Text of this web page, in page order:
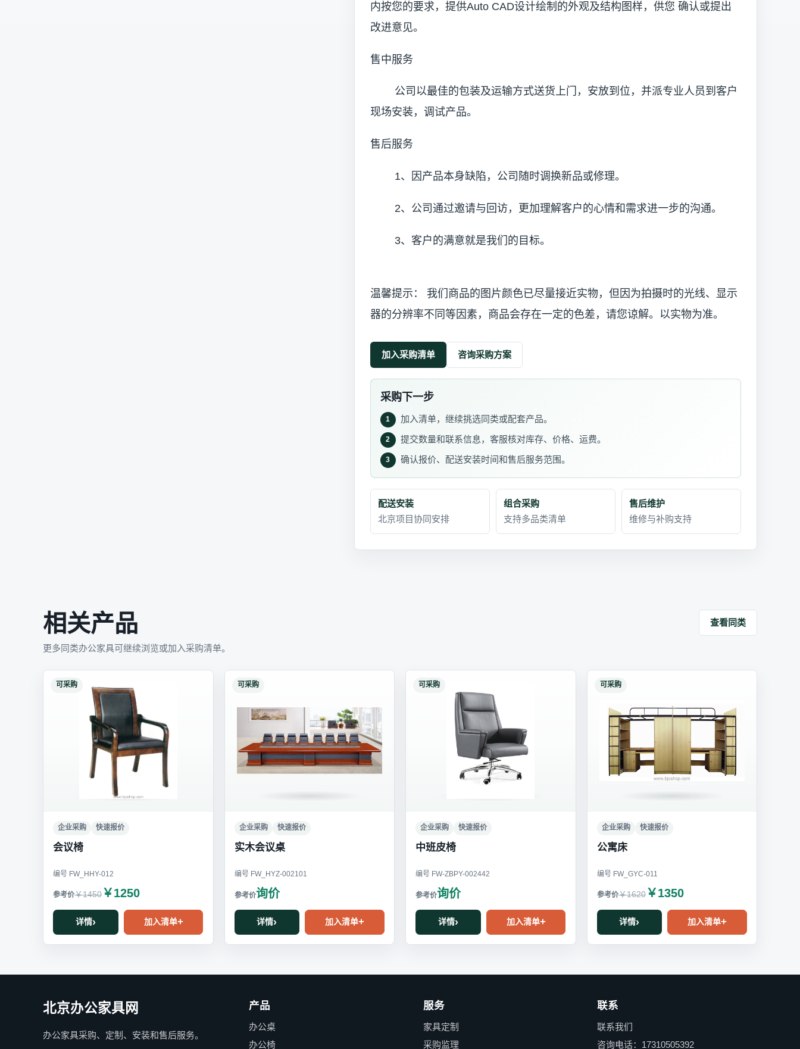
内按您的要求，提供Auto CAD设计绘制的外观及结构图样，供您 确认或提出
改进意见。
售中服务
公司以最佳的包装及运输方式送货上门，安放到位，并派专业人员到客户
现场安装，调试产品。
售后服务
1、因产品本身缺陷，公司随时调换新品或修理。
2、公司通过邀请与回访，更加理解客户的心情和需求进一步的沟通。
3、客户的满意就是我们的目标。
温馨提示： 我们商品的图片颜色已尽量接近实物，但因为拍摄时的光线、显示
器的分辨率不同等因素，商品会存在一定的色差，请您谅解。以实物为准。
加入采购清单 咨询采购方案
采购下一步
1 加入清单，继续挑选同类或配套产品。
2 提交数量和联系信息，客服核对库存、价格、运费。
3 确认报价、配送安装时间和售后服务范围。
配送安装
北京项目协同安排
组合采购
支持多品类清单
售后维护
维修与补购支持
相关产品
更多同类办公家具可继续浏览或加入采购清单。
查看同类
可采购
企业采购 快速报价
会议椅
编号 FW_HHY-012
￥1450 ￥1250
详情 加入清单
可采购
企业采购 快速报价
实木会议桌
编号 FW_HYZ-002101
询价
详情 加入清单
可采购
企业采购 快速报价
中班皮椅
编号 FW-ZBPY-002442
询价
详情 加入清单
可采购
企业采购 快速报价
公寓床
编号 FW_GYC-011
￥1620￥1350
详情 加入清单
北京办公家具网
办公家具采购、定制、安装和售后服务。
产品
办公桌
办公椅
服务
家具定制
采购监理
联系
联系我们
咨询电话：17310505392